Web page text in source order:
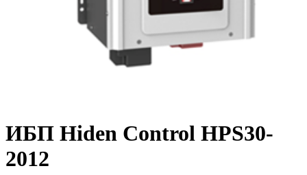
ИБП Hiden Control HPS30-
2012